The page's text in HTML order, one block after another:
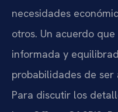
necesidades
otros. Un acuerdo
informada y
probabilidades de
Para discutir los